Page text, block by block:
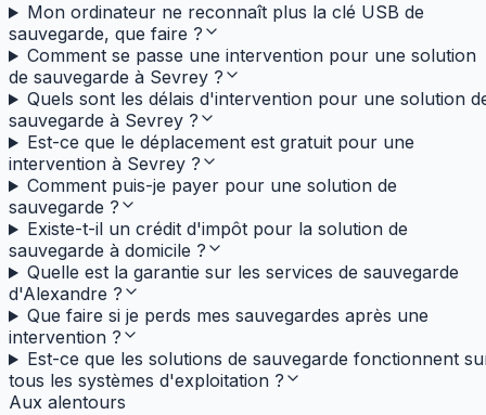
Mon ordinateur ne reconnaît plus la clé USB de
sauvegarde, que faire ?
Comment se passe une intervention pour une solution
de sauvegarde à Sevrey ?
Quels sont les délais d'intervention pour une solution
sauvegarde à Sevrey ?
Est-ce que le déplacement est gratuit pour une
intervention à Sevrey ?
Comment puis-je payer pour une solution de
sauvegarde ?
Existe-t-il un crédit d'impôt pour la solution de
sauvegarde à domicile ?
Quelle est la garantie sur les services de sauvegarde
d'Alexandre ?
Que faire si je perds mes sauvegardes après une
intervention ?
Est-ce que les solutions de sauvegarde fonctionnent
tous les systèmes d'exploitation ?
Aux alentours